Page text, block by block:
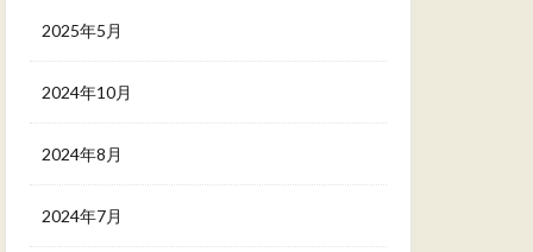
2025年5月
2024年10月
2024年8月
2024年7月